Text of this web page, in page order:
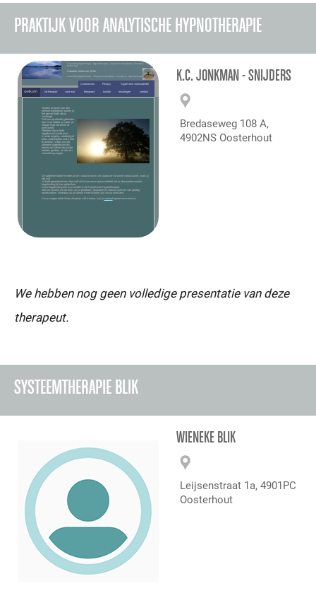
PRAKTIJK VOOR ANALYTISCHE HYPNOTHERAPIE
K.C. JONKMAN - SNIJDERS
Bredaseweg 108 A,
4902NS Oosterhout
We hebben nog geen volledige presentatie van deze
therapeut.
SYSTEEMTHERAPIE BLIK
WIENEKE BLIK
Leijsenstraat 1a, 4901PC
Oosterhout